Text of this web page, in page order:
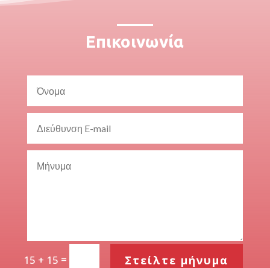
Επικοινωνία
15 + 15 = Στείλτε μήνυμα